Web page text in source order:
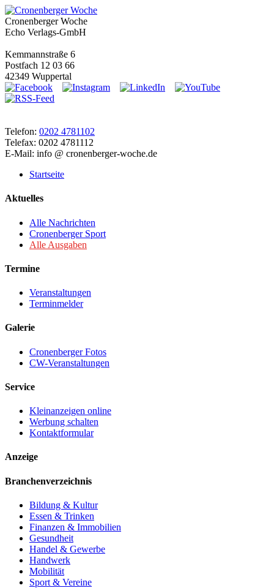
Cronenberger Woche
Echo Verlags-GmbH
Kemmannstraße 6
Postfach 12 03 66
42349 Wuppertal
Telefon: 0202 4781102
Telefax: 0202 4781112
E-Mail: info @ cronenberger-woche.de
Startseite
Aktuelles
Alle Nachrichten
Cronenberger Sport
Alle Ausgaben
Termine
Veranstaltungen
Terminmelder
Galerie
Cronenberger Fotos
CW-Veranstaltungen
Service
Kleinanzeigen online
Werbung schalten
Kontaktformular
Anzeige
Branchenverzeichnis
Bildung & Kultur
Essen & Trinken
Finanzen & Immobilien
Gesundheit
Handel & Gewerbe
Handwerk
Mobilität
Sport & Vereine